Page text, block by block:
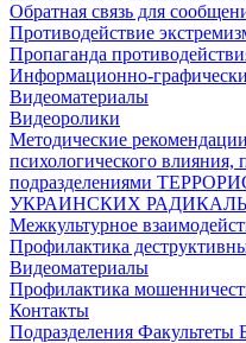
Обратная связь для
Противодействие
Пропаганда
Информационно-
Видеоматериалы
Видеоролики
Методические рекомендации
психологического
подразделениями
УКРАИНСКИХ
Межкультурное
Профилактика
Видеоматериалы
Профилактика
Контакты
Подразделения Факультеты